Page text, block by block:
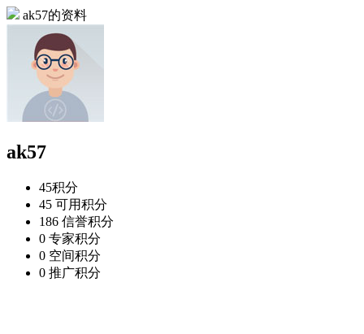
ak57的资料
ak57
45积分
45 可用积分
186 信誉积分
0 专家积分
0 空间积分
0 推广积分